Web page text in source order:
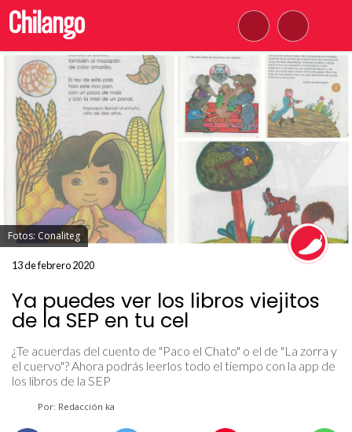
Fotos: Conaliteg
13 de febrero 2020
Ya puedes ver los libros viejitos
de la SEP en tu cel
¿Te acuerdas del cuento de "Paco el Chato" o el de "La zorra y
el cuervo"? Ahora podrás leerlos todo el tiempo con la app de
los libros de la SEP
Por: Redacción ka